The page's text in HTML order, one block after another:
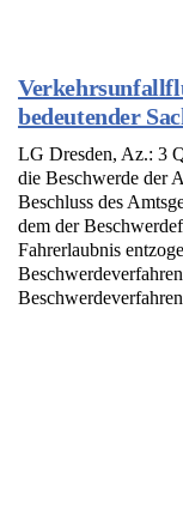
bedeutender
LG Dresden, Az.: 3
die Beschwerde der
Beschluss des
dem der
Fahrerlaubnis